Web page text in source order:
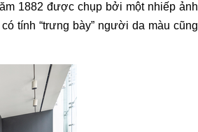
1882 được chụp bởi một nhiếp ảnh
tính “trưng bày” người da màu cũng